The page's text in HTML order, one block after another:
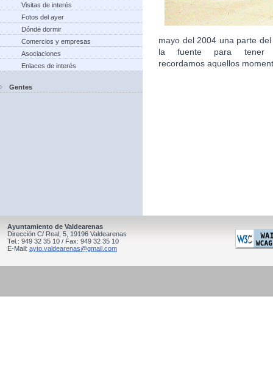
Visitas de interés
Fotos del ayer
Dónde dormir
Comercios y empresas
Asociaciones
Enlaces de interés
Gentes
mayo del 2004 una parte
la fuente para tener
recordamos aquellos
Ayuntamiento de Valdearenas
Dirección C/ Real, 5, 19196 Valdearenas
Tel.: 949 32 35 10 / Fax: 949 32 35 10
E-Mail: ayto.valdearenas@gmail.com